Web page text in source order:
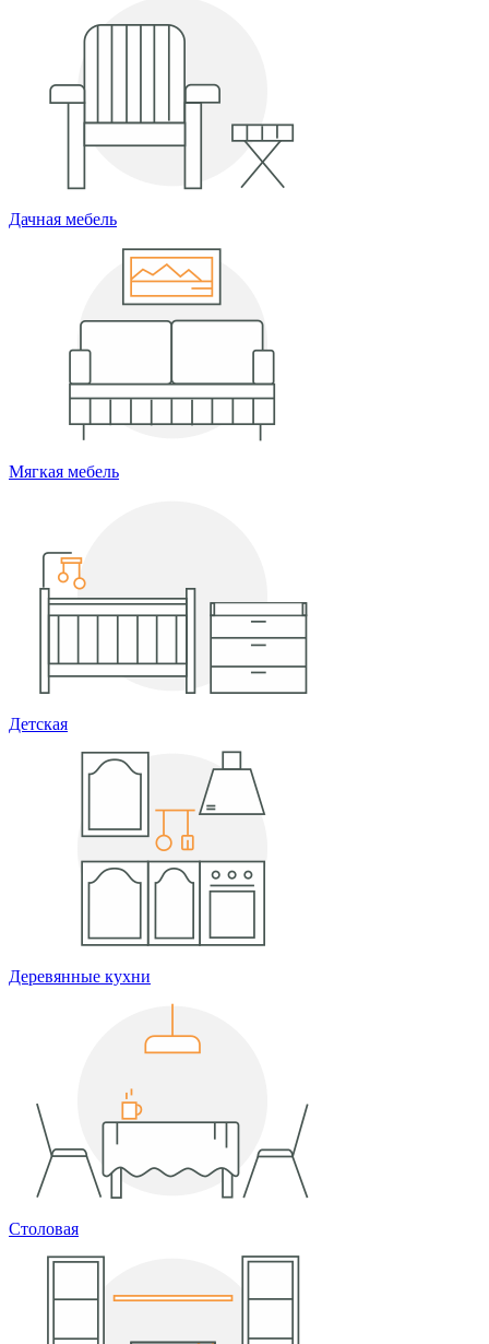
Дачная мебель
Мягкая мебель
Детская
Деревянные кухни
Столовая